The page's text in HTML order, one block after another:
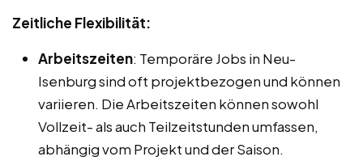
Zeitliche Flexibilität:
Arbeitszeiten: Temporäre Jobs in Neu-
Isenburg sind oft projektbezogen und können
variieren. Die Arbeitszeiten können sowohl
Vollzeit- als auch Teilzeitstunden umfassen,
abhängig vom Projekt und der Saison.